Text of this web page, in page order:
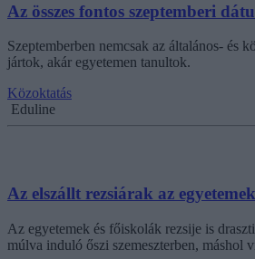
Az összes fontos szeptemberi
Szeptemberben nemcsak az általános- és
jártok, akár egyetemen tanultok.
Közoktatás
Eduline
Az elszállt rezsiárak az
Az egyetemek és főiskolák rezsije is
múlva induló őszi szemeszterben, máshol